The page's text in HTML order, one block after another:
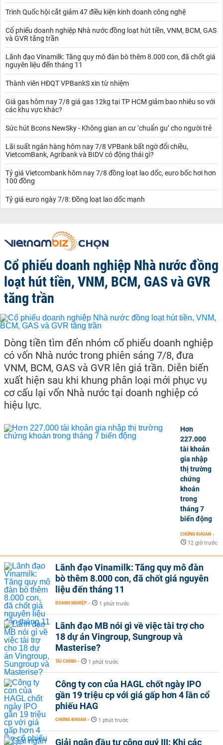
Trình Quốc hội cắt giảm 47 điều kiện kinh doanh công nghệ
Cổ phiếu doanh nghiệp Nhà nước đồng loạt hút tiền, VNM, BCM, GAS
và GVR tăng trần
Lãnh đạo Vinamilk: Tăng quy mô đàn bò thêm 8.000 con, đã chốt giá
nguyên liệu đến tháng 11
Thành viên HĐQT VPBankS xin từ nhiệm
Giá gas hôm nay 7/8 giá gas 12kg tại TP HCM giảm bao nhiêu so với
các khu vực khác?
Sức hút Bcons NewSky - Không gian an cư ‘chuẩn gu’ cho người trẻ
Lãi suất ngân hàng hôm nay 7/8 VPBank bất ngờ đổi chiều,
VietcomBank, Agribank và BIDV có động thái gì?
Tỷ giá Vietcombank hôm nay 7/8 đồng loạt lao dốc, euro bốc hơi hơn
100 đồng
Tỷ giá euro ngày 7/8: Đồng loạt lao dốc mạnh
Cổ phiếu doanh nghiệp Nhà nước đồng
loạt hút tiền, VNM, BCM, GAS và GVR
tăng trần
Dòng tiền tìm đến nhóm cổ phiếu doanh nghiệp
có vốn Nhà nước trong phiên sáng 7/8, đưa
VNM, BCM, GAS và GVR lên giá trần. Diễn biến
xuất hiện sau khi khung phân loại mới phục vụ
cơ cấu lại vốn Nhà nước tại doanh nghiệp có
hiệu lực.
Hơn
227.000
tài khoản
gia nhập
thị trường
chứng
khoán
trong
tháng 7
biến động
CHỨNG KHOÁN -
12 giờ trước
Lãnh đạo Vinamilk: Tăng quy mô đàn
bò thêm 8.000 con, đã chốt giá nguyên
liệu đến tháng 11
DOANH NGHIỆP - 1 phút trước
Lãnh đạo MB nói gì về việc tài trợ cho
18 dự án Vingroup, Sungroup và
Masterise?
TÀI CHÍNH - 1 phút trước
Công ty con của HAGL chốt ngày IPO
gần 19 triệu cp với giá gấp hơn 4 lần cổ
phiếu HAG
CHỨNG KHOÁN - 1 phút trước
Giải ngân đầu tư công quý III: Khi các